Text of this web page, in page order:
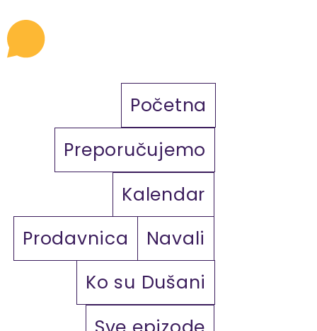
Početna
Preporučujemo
Kalendar
Prodavnica
Navali
Ko su Dušani